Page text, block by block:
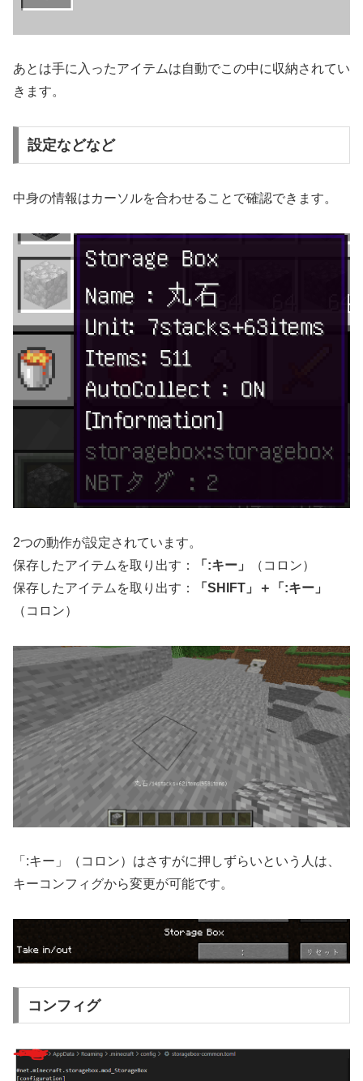
あとは手に入ったアイテムは自動でこの中に収納されてい
きます。
設定などなど
中身の情報はカーソルを合わせることで確認できます。
2つの動作が設定されています。
保存したアイテムを取り出す：
「:キー」
（コロン）
保存したアイテムを取り出す：
「SHIFT」＋「:キー」
（コロン）
「:キー」（コロン）はさすがに押しずらいという人は、
キーコンフィグから変更が可能です。
コンフィグ